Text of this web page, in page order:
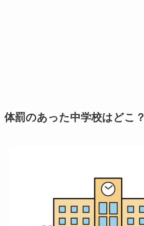
体罰のあった中学校はどこ？